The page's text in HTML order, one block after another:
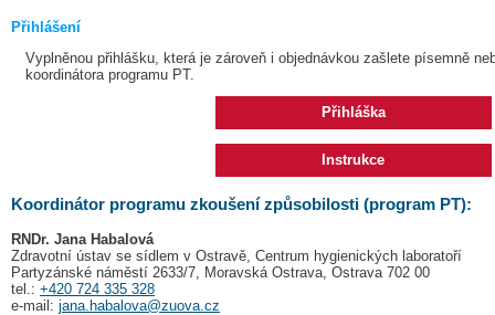
Přihlášení
Vyplněnou přihlášku, která je zároveň i objednávkou zašlete písemně
koordinátora programu PT.
Přihláška
Instrukce
Koordinátor programu zkoušení způsobilosti (program PT):
RNDr. Jana Habalová
Zdravotní ústav se sídlem v Ostravě, Centrum hygienických laboratoří
Partyzánské náměstí 2633/7, Moravská Ostrava, Ostrava 702 00
tel.: +420 724 335 328
e-mail: jana.habalova@zuova.cz